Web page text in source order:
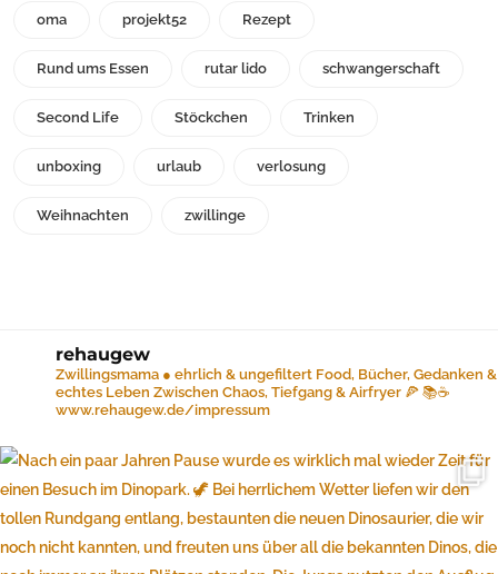
oma projekt52 Rezept
Rund ums Essen rutar lido schwangerschaft
Second Life Stöckchen Trinken
unboxing urlaub verlosung
Weihnachten zwillinge
rehaugew
Zwillingsmama ● ehrlich & ungefiltert Food, Bücher, Gedanken &
echtes Leben Zwischen Chaos, Tiefgang & Airfryer 🍕 📚☕️
www.rehaugew.de/impressum